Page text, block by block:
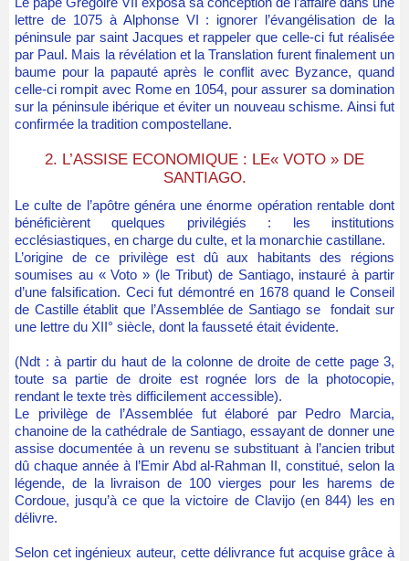
lettre de 1075 à Alphonse VI : ignorer l’évangélisation de la
péninsule par saint Jacques et rappeler que celle-ci fut réalisée
par Paul. Mais la révélation et la Translation furent finalement un
baume pour la papauté après le conflit avec Byzance, quand
celle-ci rompit avec Rome en 1054, pour assurer sa domination
sur la péninsule ibérique et éviter un nouveau schisme. Ainsi fut
confirmée la tradition compostellane.
2. L’ASSISE ECONOMIQUE : LE« VOTO » DE
SANTIAGO.
Le culte de l’apôtre généra une énorme opération rentable dont
bénéficièrent quelques privilégiés : les institutions
ecclésiastiques, en charge du culte, et la monarchie castillane.
L’origine de ce privilège est dû aux habitants des régions
soumises au « Voto » (le Tribut) de Santiago, instauré à partir
d’une falsification. Ceci fut démontré en 1678 quand le Conseil
de Castille établit que l’Assemblée de Santiago se fondait sur
une lettre du XII° siècle, dont la fausseté était évidente.
(Ndt : à partir du haut de la colonne de droite de cette page 3,
toute sa partie de droite est rognée lors de la photocopie,
rendant le texte très difficilement accessible).
Le privilège de l’Assemblée fut élaboré par Pedro Marcia,
chanoine de la cathédrale de Santiago, essayant de donner une
assise documentée à un revenu se substituant à l’ancien tribut
dû chaque année à l’Emir Abd al-Rahman II, constitué, selon la
légende, de la livraison de 100 vierges pour les harems de
Cordoue, jusqu’à ce que la victoire de Clavijo (en 844) les en
délivre.
Selon cet ingénieux auteur, cette délivrance fut acquise grâce à